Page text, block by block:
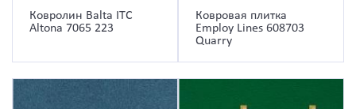
Ковролин Balta ITC
Altona 7065 223
Ковровая плитка
Employ Lines 608703
Quarry